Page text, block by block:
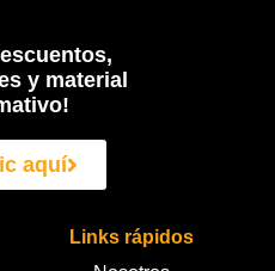
y material
aquí
Links rápidos